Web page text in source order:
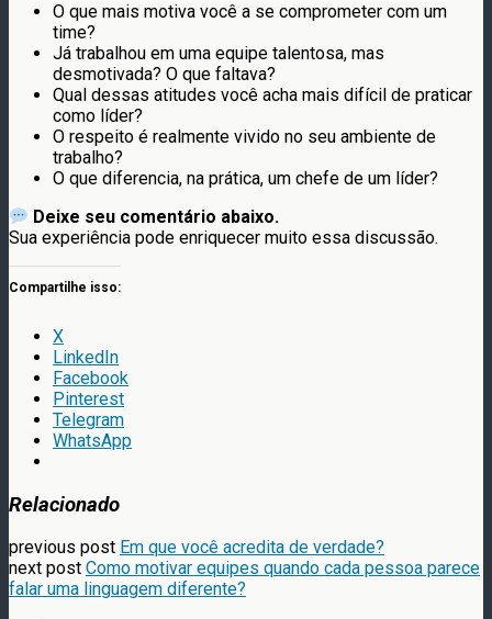
O que mais motiva você a se comprometer com um
time?
Já trabalhou em uma equipe talentosa, mas
desmotivada? O que faltava?
Qual dessas atitudes você acha mais difícil de praticar
como líder?
O respeito é realmente vivido no seu ambiente de
trabalho?
O que diferencia, na prática, um chefe de um líder?
Deixe seu comentário abaixo.
Sua experiência pode enriquecer muito essa discussão.
Compartilhe isso:
X
LinkedIn
Facebook
Pinterest
Telegram
WhatsApp
Relacionado
previous post Em que você acredita de verdade?
next post Como motivar equipes quando cada pessoa parece
falar uma linguagem diferente?